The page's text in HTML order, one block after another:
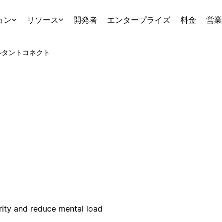
ン リソース 開発者 エンタープライズ 料金 営
ント コネクト
and reduce mental load